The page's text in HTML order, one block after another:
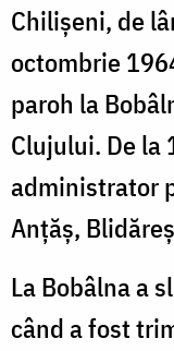
Chilișeni, de
octombrie
paroh la
Clujului. De la
administrator
Anțăș,
La Bobâlna a
când a fost